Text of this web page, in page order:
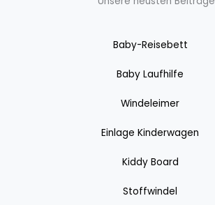
Baby-Reisebett
Baby Laufhilfe
Windeleimer
Einlage Kinderwagen
Kiddy Board
Stoffwindel